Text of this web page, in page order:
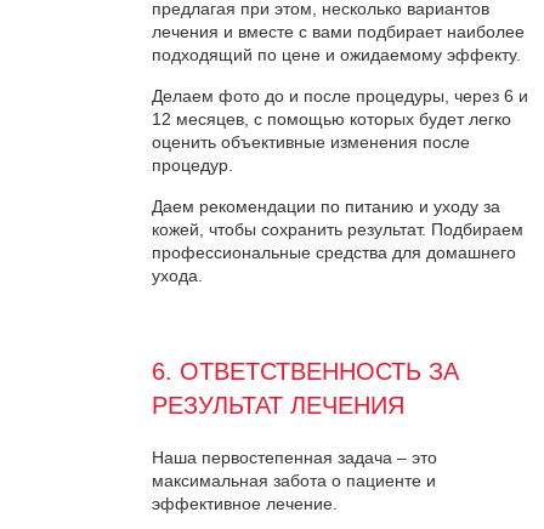
предлагая при этом, несколько вариантов
лечения и вместе с вами подбирает наиболее
подходящий по цене и ожидаемому эффекту.
Делаем фото до и после процедуры, через 6 и
12 месяцев, с помощью которых будет легко
оценить объективные изменения после
процедур.
Даем рекомендации по питанию и уходу за
кожей, чтобы сохранить результат. Подбираем
профессиональные средства для домашнего
ухода.
6. ОТВЕТСТВЕННОСТЬ ЗА
РЕЗУЛЬТАТ ЛЕЧЕНИЯ
Наша первостепенная задача – это
максимальная забота о пациенте и
эффективное лечение.